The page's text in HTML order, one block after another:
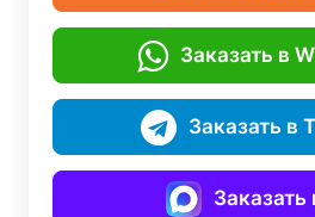
Заказать в
Заказать в
Заказать